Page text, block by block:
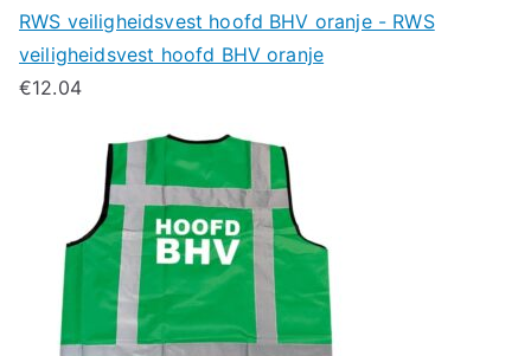
RWS veiligheidsvest hoofd BHV oranje - RWS
veiligheidsvest hoofd BHV oranje
€12.04